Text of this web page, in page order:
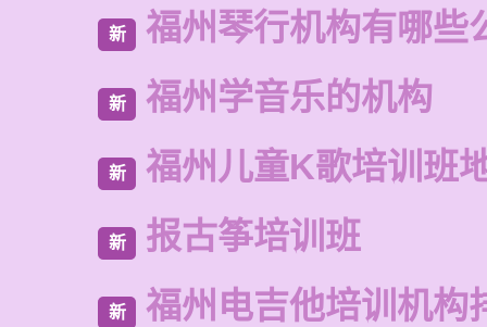
新 福州琴行机构有哪些
新 福州学音乐的机构
新 福州儿童K歌培训班
新 报古筝培训班
新 福州电吉他培训机构